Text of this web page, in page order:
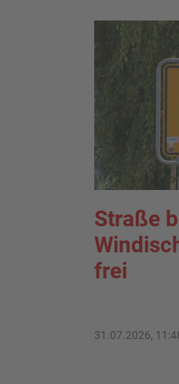
Straße
frei
31.07.2026,